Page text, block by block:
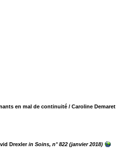
en mal de continuité / Caroline Demaret
Drexlerin Soins, n° 822 (janvier 2018)